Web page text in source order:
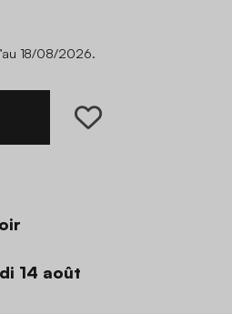
18/08/2026.
14 août